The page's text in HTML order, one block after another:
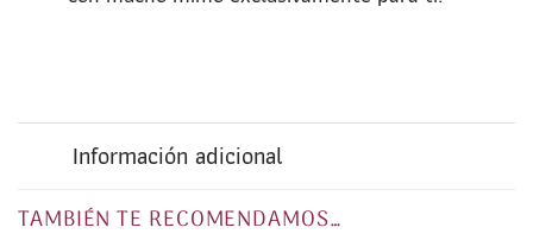
Información adicional
TAMBIÉN TE RECOMENDAMOS…